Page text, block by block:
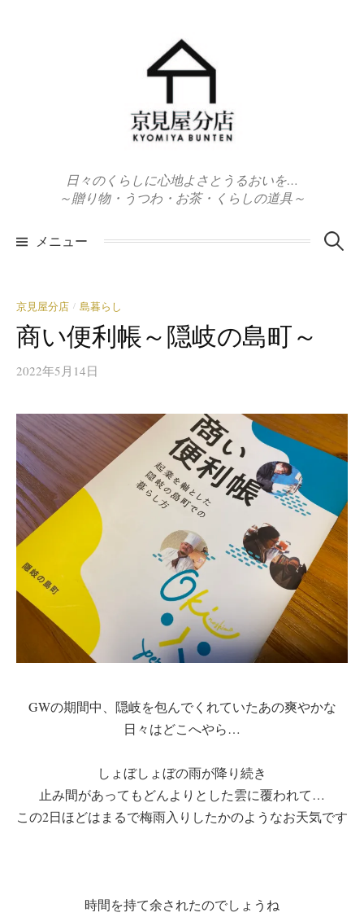
日々のくらしに心地よさとうるおいを…
～贈り物・うつわ・お茶・くらしの道具～
メニュー 検
京見屋分店 / 島暮らし
商い便利帳～隠岐の島町～
2022年5月14日
GWの期間中、隠岐を包んでくれていたあの爽やかな
日々はどこへやら…
しょぼしょぼの雨が降り続き
止み間があってもどんよりとした雲に覆われて…
この2日ほどはまるで梅雨入りしたかのようなお天気です
時間を持て余されたのでしょうね